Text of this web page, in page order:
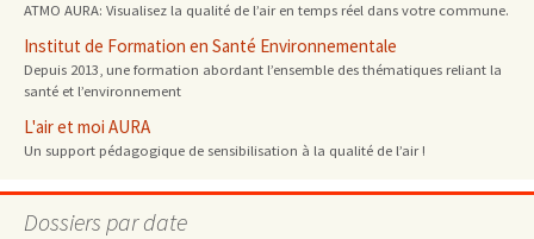
ATMO AURA: Visualisez la qualité de l’air en temps réel dans votre commune.
Institut de Formation en Santé Environnementale
Depuis 2013, une formation abordant l’ensemble des thématiques reliant la
santé et l’environnement
L'air et moi AURA
Un support pédagogique de sensibilisation à la qualité de l’air !
Dossiers par date